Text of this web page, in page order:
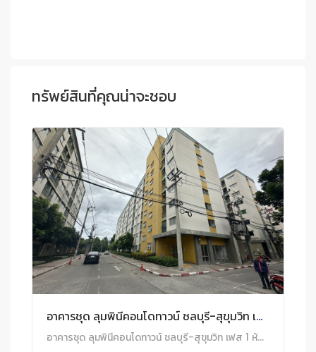
ทรัพย์สินที่คุณน่าจะชอบ
อาคารชุด ลุมพินีคอนโดทาวน์ ชลบุรี-สุขุมวิท เฟส 1
อาคารชุด ลุมพินีคอนโดทาวน์ ชลบุรี-สุขุมวิท เฟส 1 ห้องชุดเลขที่ 281/147 ชั้นที่ 6 อาคาร บี1 พื้นที่ 21.4 ตร.ม. บ้านสวน เมืองชลบุรี ชลบุรี